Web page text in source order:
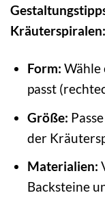
Kräuterspiralen:
Form: Wähle
passt
Größe:
der
Materialien:
Backsteine